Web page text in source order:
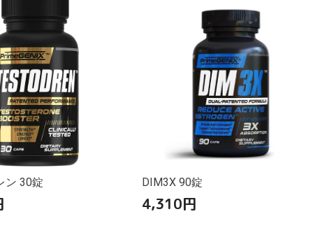
ン 30錠 DIM3X 90錠
4,310円